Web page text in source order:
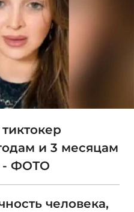
и 3 месяцам
- ФОТО
человека,